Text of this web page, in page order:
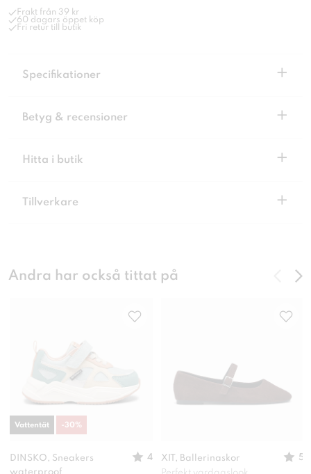
Frakt från 39 kr
60 dagars öppet köp
Fri retur till butik
Specifikationer +
Betyg & recensioner +
Hitta i butik +
Tillverkare +
Andra har också tittat på
DINSKO, Sneakers
4
Vattentät -30%
XIT, Ballerinaskor
5